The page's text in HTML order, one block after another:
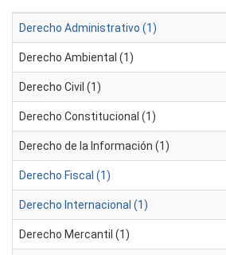
Derecho Administrativo (1)
Derecho Ambiental (1)
Derecho Civil (1)
Derecho Constitucional (1)
Derecho de la Información (1)
Derecho Fiscal (1)
Derecho Internacional (1)
Derecho Mercantil (1)